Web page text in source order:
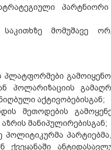
მომუშავე
პოლარიზაციის
აქტივობებისგან;
მეთოდების
მანიპულირებისგან;
ქვეყანაში